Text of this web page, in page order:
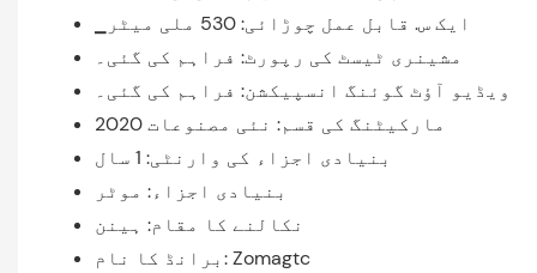
▁ایک س. قابل عمل چوڑائی: 530 ملی میٹر
مشینری ٹیسٹ کی رپورٹ: فراہم کی گئی۔
ویڈیو آؤٹ گوئنگ انسپیکشن: فراہم کی گئی۔
مارکیٹنگ کی قسم: نئی مصنوعات 2020
بنیادی اجزاء کی وارنٹی: 1 سال
بنیادی اجزاء: موٹر
نکالنے کا مقام: ہینن
برانڈ کا نام: Zomagtc